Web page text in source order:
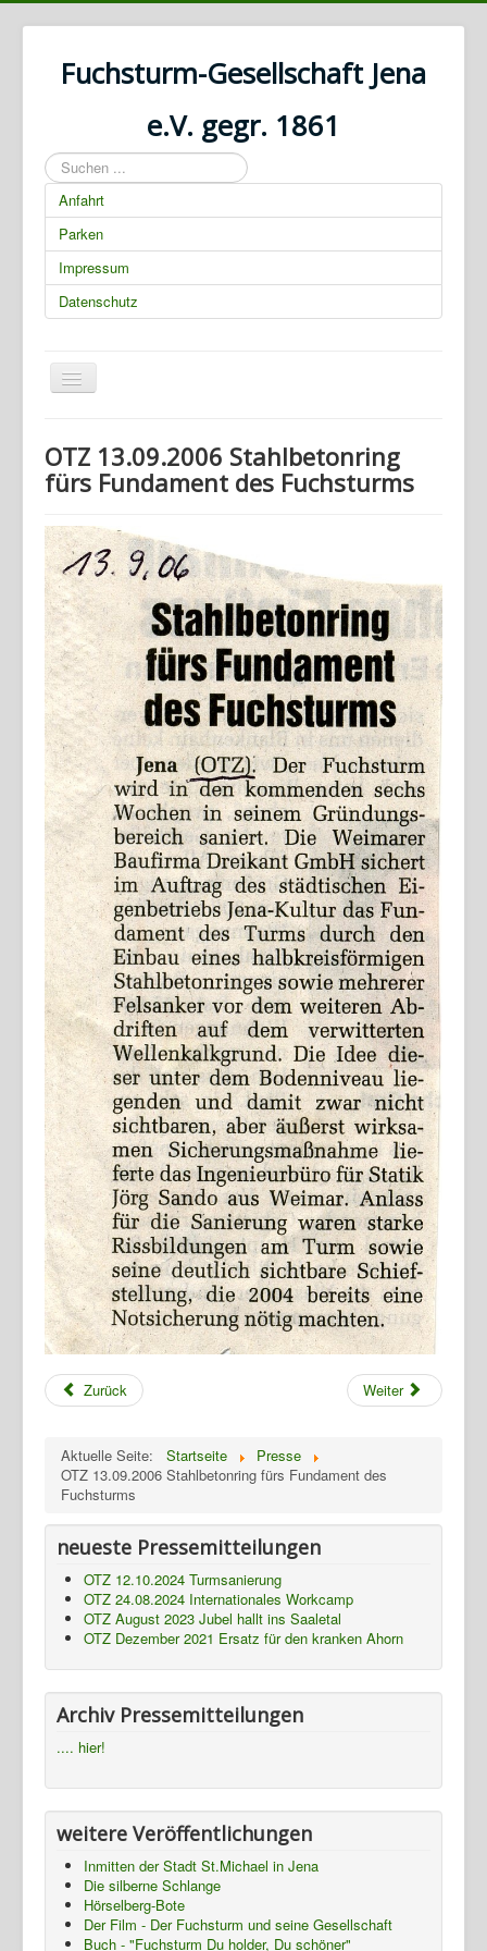
Fuchsturm-Gesellschaft Jena
e.V. gegr. 1861
Suchen
...
Anfahrt
Parken
Impressum
Datenschutz
Navigation
an/aus
Home
Geschichte
Archiv
Wandern
Verein
Termine
Presse
Fotos
Gasthaus
TBBWG
Ziegenhain
NTH
OTZ 13.09.2006 Stahlbetonring
fürs Fundament des Fuchsturms
Zurück Weiter
Aktuelle Seite: Startseite
Presse
OTZ 13.09.2006 Stahlbetonring fürs Fundament des
Fuchsturms
neueste Pressemitteilungen
OTZ 12.10.2024 Turmsanierung
OTZ 24.08.2024 Internationales Workcamp
OTZ August 2023 Jubel hallt ins Saaletal
OTZ Dezember 2021 Ersatz für den kranken Ahorn
Archiv Pressemitteilungen
.... hier!
weitere Veröffentlichungen
Inmitten der Stadt St.Michael in Jena
Die silberne Schlange
Hörselberg-Bote
Der Film - Der Fuchsturm und seine Gesellschaft
Buch - "Fuchsturm Du holder, Du schöner"